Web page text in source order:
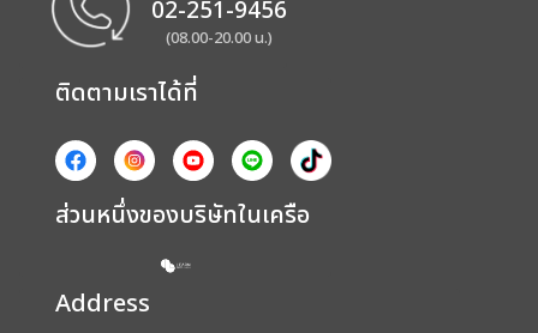
02-251-9456
(08.00-20.00 น.)
ติดตามเราได้ที่
ส่วนหนึ่งของบริษัทในเครือ
Address